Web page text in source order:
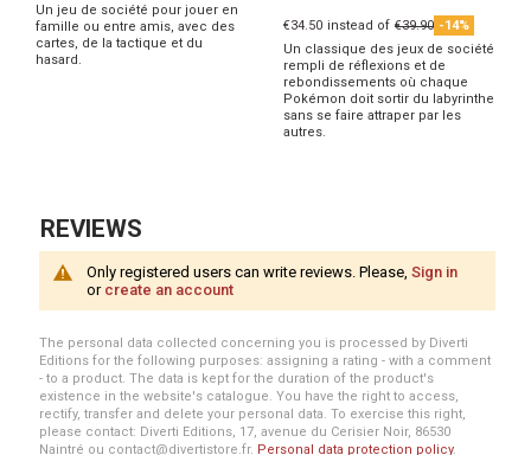
Un jeu de société pour jouer en
famille ou entre amis, avec des
cartes, de la tactique et du
hasard.
€34.50 instead of €39.90 -14%
Un classique des jeux de société
rempli de réflexions et de
rebondissements où chaque
Pokémon doit sortir du labyrinthe
sans se faire attraper par les
autres.
REVIEWS
Only registered users can write reviews. Please, Sign in
or create an account
The personal data collected concerning you is processed by Diverti
Editions for the following purposes: assigning a rating - with a comment
- to a product. The data is kept for the duration of the product's
existence in the website's catalogue. You have the right to access,
rectify, transfer and delete your personal data. To exercise this right,
please contact: Diverti Editions, 17, avenue du Cerisier Noir, 86530
Naintré ou contact@divertistore.fr. Personal data protection policy.